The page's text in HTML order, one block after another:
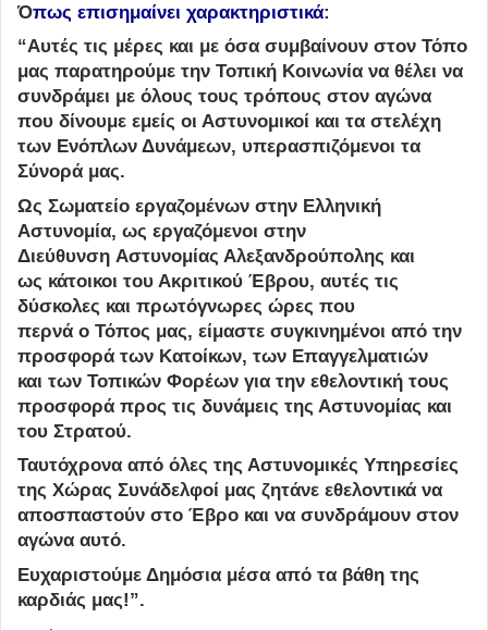
Όπως επισημαίνει χαρακτηριστικά:
“Αυτές τις μέρες και με όσα συμβαίνουν στον Τόπο
μας παρατηρούμε την Τοπική Κοινωνία να θέλει να
συνδράμει με όλους τους τρόπους στον αγώνα
που δίνουμε εμείς οι Αστυνομικοί και τα στελέχη
των Ενόπλων Δυνάμεων, υπερασπιζόμενοι τα
Σύνορά μας.
Ως Σωματείο εργαζομένων στην Ελληνική
Αστυνομία, ως εργαζόμενοι στην
Διεύθυνση Αστυνομίας Αλεξανδρούπολης και
ως κάτοικοι του Ακριτικού Έβρου, αυτές τις
δύσκολες και πρωτόγνωρες ώρες που
περνά ο Τόπος μας, είμαστε συγκινημένοι από την
προσφορά των Κατοίκων, των Επαγγελματιών
και των Τοπικών Φορέων για την εθελοντική τους
προσφορά προς τις δυνάμεις της Αστυνομίας και
του Στρατού.
Ταυτόχρονα από όλες της Αστυνομικές Υπηρεσίες
της Χώρας Συνάδελφοί μας ζητάνε εθελοντικά να
αποσπαστούν στο Έβρο και να συνδράμουν στον
αγώνα αυτό.
Ευχαριστούμε Δημόσια μέσα από τα βάθη της
καρδιάς μας!”.